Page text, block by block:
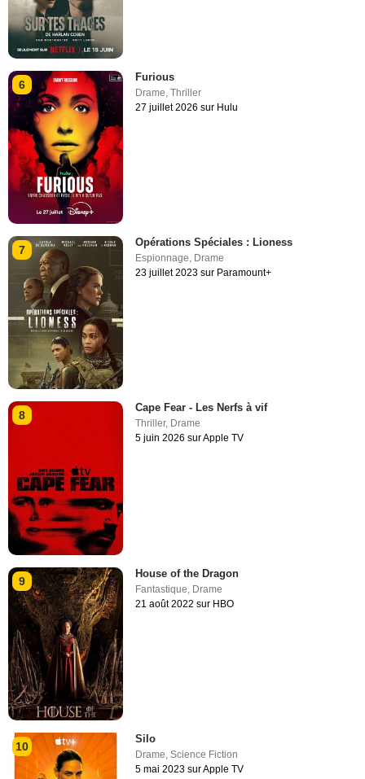
6
Furious
Drame,Thriller
27 juillet 2026 sur Hulu
7
Opérations Spéciales : Lioness
Espionnage, Drame
23 juillet 2023 sur Paramount+
8
Cape Fear - Les Nerfs à vif
Thriller, Drame
5 juin 2026 sur Apple TV
9
House of the Dragon
Fantastique Drame
21 août 2022 sur HBO
10
Silo
Drame,Science Fiction
5 mai 2023 sur Apple TV